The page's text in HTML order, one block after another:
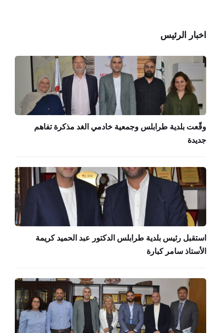
اخبار الرئيس
وقّعت بلدية طرابلس وجمعية خادمي الغد مذكرة تفاهم
جديدة
استقبل رئيس بلدية طرابلس الدكتور عبد الحميد كريمة
الأستاذ سامر كبارة